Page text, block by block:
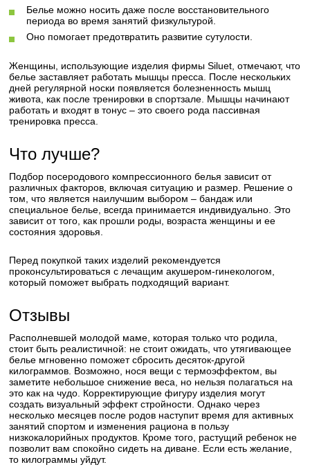
Белье можно носить даже после восстановительного
периода во время занятий физкультурой.
Оно помогает предотвратить развитие сутулости.
Женщины, использующие изделия фирмы Siluet, отмечают, что
белье заставляет работать мышцы пресса. После нескольких
дней регулярной носки появляется болезненность мышц
живота, как после тренировки в спортзале. Мышцы начинают
работать и входят в тонус – это своего рода пассивная
тренировка пресса.
Что лучше?
Подбор посеродового компрессионного белья зависит от
различных факторов, включая ситуацию и размер. Решение о
том, что является наилучшим выбором – бандаж или
специальное белье, всегда принимается индивидуально. Это
зависит от того, как прошли роды, возраста женщины и ее
состояния здоровья.
Перед покупкой таких изделий рекомендуется
проконсультироваться с лечащим акушером-гинекологом,
который поможет выбрать подходящий вариант.
Отзывы
Располневшей молодой маме, которая только что родила,
стоит быть реалистичной: не стоит ожидать, что утягивающее
белье мгновенно поможет сбросить десяток-другой
килограммов. Возможно, нося вещи с термоэффектом, вы
заметите небольшое снижение веса, но нельзя полагаться на
это как на чудо. Корректирующие фигуру изделия могут
создать визуальный эффект стройности. Однако через
несколько месяцев после родов наступит время для активных
занятий спортом и изменения рациона в пользу
низкокалорийных продуктов. Кроме того, растущий ребенок не
позволит вам спокойно сидеть на диване. Если есть желание,
то килограммы уйдут.